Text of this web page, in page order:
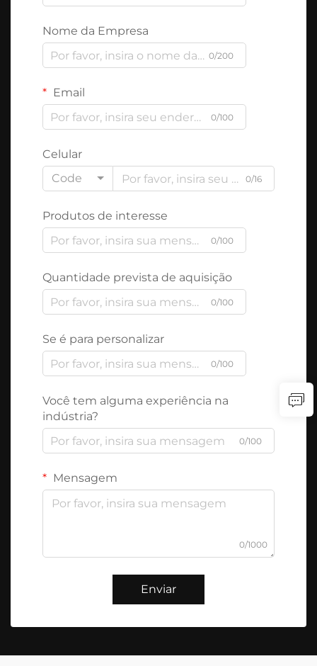
Nome da Empresa
0/200
Email
0/100
Celular
Code
0/16
Produtos de interesse
0/100
Quantidade prevista de aquisição
0/100
Se é para personalizar
0/100
Você tem alguma experiência na
indústria?
0/100
Mensagem
0/1000
Enviar